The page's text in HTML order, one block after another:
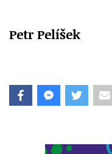
Petr Pelíšek